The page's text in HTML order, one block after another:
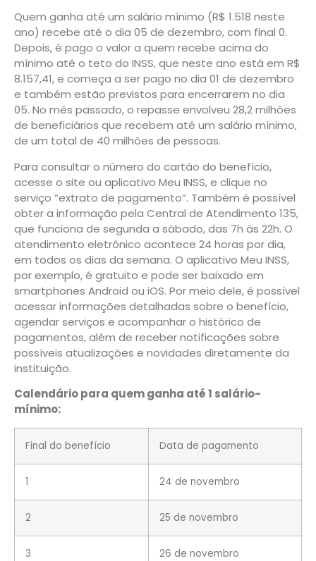
Quem ganha até um salário mínimo (R$ 1.518 neste
ano) recebe até o dia 05 de dezembro, com final 0.
Depois, é pago o valor a quem recebe acima do
mínimo até o teto do INSS, que neste ano está em R$
8.157,41, e começa a ser pago no dia 01 de dezembro
e também estão previstos para encerrarem no dia
05. No mês passado, o repasse envolveu 28,2 milhões
de beneficiários que recebem até um salário mínimo,
de um total de 40 milhões de pessoas.
Para consultar o número do cartão do benefício,
acesse o site ou aplicativo Meu INSS, e clique no
serviço “extrato de pagamento”. Também é possível
obter a informação pela Central de Atendimento 135,
que funciona de segunda a sábado, das 7h às 22h. O
atendimento eletrônico acontece 24 horas por dia,
em todos os dias da semana. O aplicativo Meu INSS,
por exemplo, é gratuito e pode ser baixado em
smartphones Android ou iOS. Por meio dele, é possível
acessar informações detalhadas sobre o benefício,
agendar serviços e acompanhar o histórico de
pagamentos, além de receber notificações sobre
possíveis atualizações e novidades diretamente da
instituição.
Calendário para quem ganha até 1 salário-
mínimo:
Final do benefício Data de pagamento
1 24 de novembro
2 25 de novembro
3 26 de novembro